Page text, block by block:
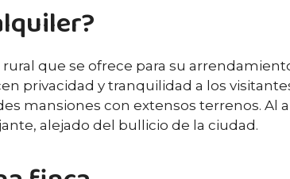
que se ofrece para su
privacidad y tranquilidad a los
mansiones con extensos terrenos. Al
alejado del bullicio de la ciudad.